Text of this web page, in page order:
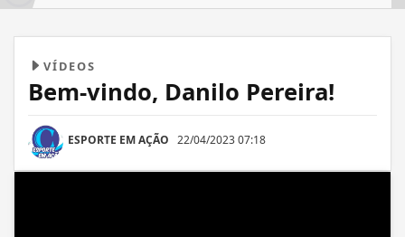
VÍDEOS
Bem-vindo, Danilo Pereira!
ESPORTE EM AÇÃO 22/04/2023 07:18